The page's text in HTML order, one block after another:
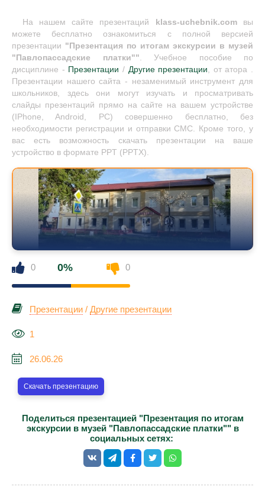
На нашем сайте презентаций klass-uchebnik.comвы
можете бесплатно ознакомиться с полной версией
презентации "Презентация по итогам экскурсии в музей
"Павлопассадские платки"". Учебное пособие по
дисциплине - Презентации / Другие презентации, от атора .
Презентации нашего сайта - незаменимый инструмент для
школьников, здесь они могут изучать и просматривать
слайды презентаций прямо на сайте на вашем устройстве
(IPhone, Android, PC) совершенно бесплатно, без
необходимости регистрации и отправки СМС. Кроме того, у
вас есть возможность скачать презентации на ваше
устройство в формате PPT (PPTX).
0 0% 0
Презентации / Другие презентации
1
26.06.26
Скачать презентацию
Поделиться презентацией "Презентация по итогам
экскурсии в музей "Павлопассадские платки"" в
социальных сетях: